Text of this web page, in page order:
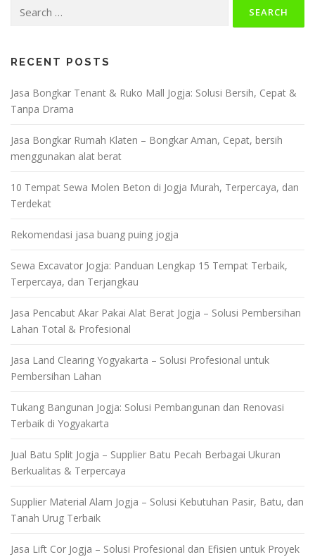
for:
RECENT POSTS
Jasa Bongkar Tenant & Ruko Mall Jogja: Solusi Bersih, Cepat &
Tanpa Drama
Jasa Bongkar Rumah Klaten – Bongkar Aman, Cepat, bersih
menggunakan alat berat
10 Tempat Sewa Molen Beton di Jogja Murah, Terpercaya, dan
Terdekat
Rekomendasi jasa buang puing jogja
Sewa Excavator Jogja: Panduan Lengkap 15 Tempat Terbaik,
Terpercaya, dan Terjangkau
Jasa Pencabut Akar Pakai Alat Berat Jogja – Solusi Pembersihan
Lahan Total & Profesional
Jasa Land Clearing Yogyakarta – Solusi Profesional untuk
Pembersihan Lahan
Tukang Bangunan Jogja: Solusi Pembangunan dan Renovasi
Terbaik di Yogyakarta
Jual Batu Split Jogja – Supplier Batu Pecah Berbagai Ukuran
Berkualitas & Terpercaya
Supplier Material Alam Jogja – Solusi Kebutuhan Pasir, Batu, dan
Tanah Urug Terbaik
Jasa Lift Cor Jogja – Solusi Profesional dan Efisien untuk Proyek